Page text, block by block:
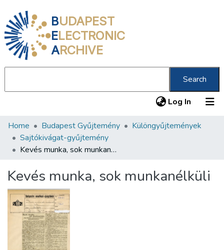
BUDAPEST
ELECTRONIC
ARCHIVE
Search
Log In (current)
Communities & Collections
All of DSpace
About us
Home Budapest Gyűjtemény
Különgyűjtemények
Sajtókivágat-gyűjtemény
Kevés munka, sok munkanélküli
Kevés munka, sok munkanélküli